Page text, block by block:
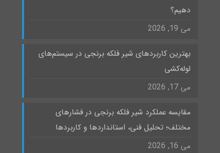
دهیم؟
می 19, 2026
بهترین کاربردهای شیر فلکه برنجی در سیستم‌های
لوله‌کشی
می 17, 2026
مقایسه عملکرد شیر فلکه برنجی در فشارهای
مختلف؛ تحلیل فنی، استانداردها و کاربردها
می 16, 2026